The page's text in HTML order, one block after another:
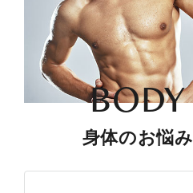
BODY
身体のお悩み